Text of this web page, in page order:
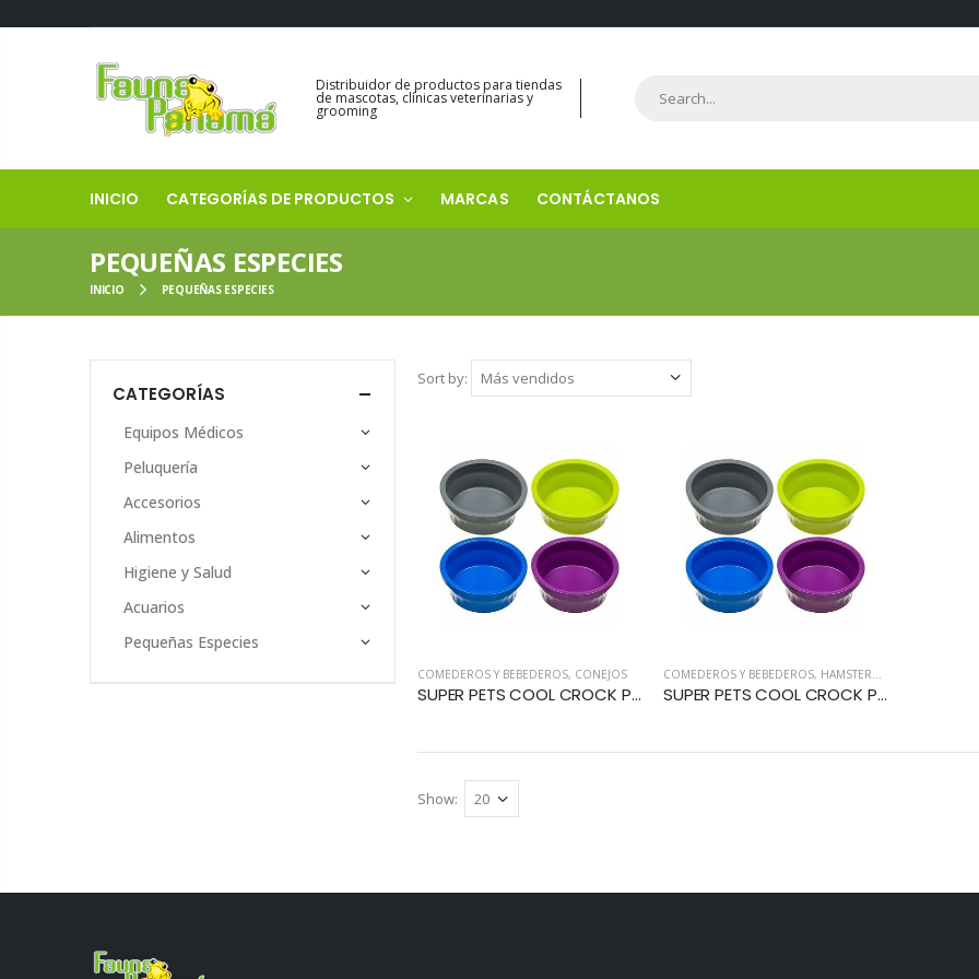
Distribuidor de productos para tiendas
de mascotas, clínicas veterinarias y
grooming
INICIO CATEGORÍAS DE PRODUCTOS MARCAS CONTÁCTANOS
PEQUEÑAS ESPECIES
INICIO PEQUEÑAS ESPECIES
Sort by:
COMEDEROS Y BEBEDEROS, CONEJOS
SUPER PETS COOL CROCK PLATO LARGE
COMEDEROS Y BEBEDEROS, HAMSTERS Y COBALLOS
SUPER PETS COOL CROCK PLATO SMALL
Show:
CATEGORÍAS
Equipos Médicos
Peluquería
Accesorios
Alimentos
Higiene y Salud
Acuarios
Pequeñas Especies